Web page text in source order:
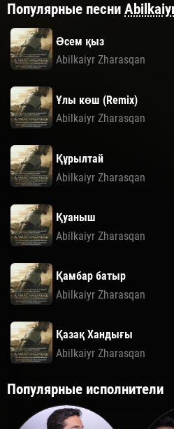
Популярные песни
Әсем қыз
Abilkaiyr Zharasqan
Ұлы көш (Remix)
Abilkaiyr Zharasqan
Құрылтай
Abilkaiyr Zharasqan
Қуаныш
Abilkaiyr Zharasqan
Қамбар батыр
Abilkaiyr Zharasqan
Қазақ Хандығы
Abilkaiyr Zharasqan
Популярные исполнители